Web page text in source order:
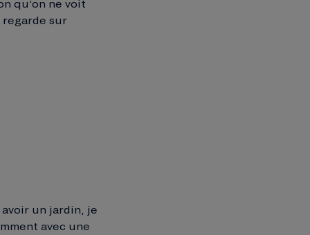
qu’on ne voit
regarde sur
avoir un jardin, je
avec une